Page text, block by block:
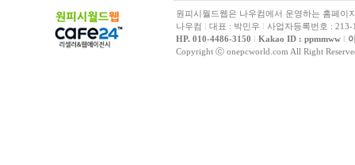
원피시월드웹은 나우컴에서 운영하는 홈페이
나우컴 l 대표 : 박민우 l 사업자등록번호 :
HP. 010-4486-3150 l Kakao ID : ppmmww l
Copyright ⓒ onepcworld.com All Right